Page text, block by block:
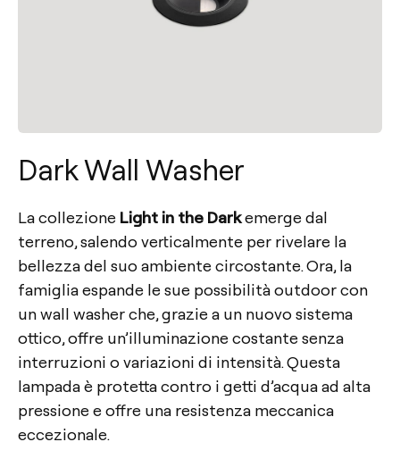
Dark Wall Washer
La collezione Light in the Darkemerge dal
terreno, salendo verticalmente per rivelare la
bellezza del suo ambiente circostante. Ora, la
famiglia espande le sue possibilità outdoor con
un wall washer che, grazie a un nuovo sistema
ottico, offre un’illuminazione costante senza
interruzioni o variazioni di intensità. Questa
lampada è protetta contro i getti d’acqua ad alta
pressione e offre una resistenza meccanica
eccezionale.